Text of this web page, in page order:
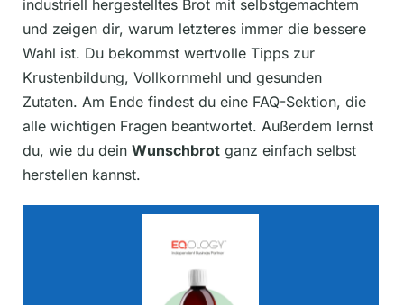
industriell hergestelltes Brot mit selbstgemachtem
und zeigen dir, warum letzteres immer die bessere
Wahl ist. Du bekommst wertvolle Tipps zur
Krustenbildung, Vollkornmehl und gesunden
Zutaten. Am Ende findest du eine FAQ-Sektion, die
alle wichtigen Fragen beantwortet. Außerdem lernst
du, wie du dein Wunschbrot ganz einfach selbst
herstellen kannst.